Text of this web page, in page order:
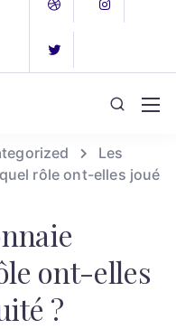
Les
rôle ont-elles joué
ont-elles
?